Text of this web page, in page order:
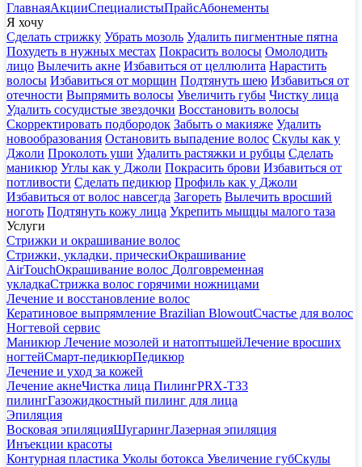
ГлавнаяАкцииСпециалистыПрайсАбонементы
Я хочу
Сделать стрижку Убрать мозоль Удалить пигментные пятна
Похудеть в нужных местах Покрасить волосы Омолодить
лицо Вылечить акне Избавиться от целлюлита Нарастить
волосы Избавиться от морщин Подтянуть шею Избавиться от
отечности Выпрямить волосы Увеличить губы Чистку лица
Удалить сосудистые звездочки Восстановить волосы
Скорректировать подбородок Забыть о макияже Удалить
новообразования Остановить выпадение волос Скулы как у
Джоли Проколоть уши Удалить растяжки и рубцы Сделать
маникюр Углы как у Джоли Покрасить брови Избавиться от
потливости Сделать педикюр Профиль как у Джоли
Избавиться от волос навсегда Загореть Вылечить вросший
ноготь Подтянуть кожу лица Укрепить мыщцы малого таза
Услуги
Стрижки и окрашивание волос
Стрижки, укладки, прическиОкрашивание
AirTouchОкрашивание волос Долговременная
укладкаСтрижка волос горячими ножницами
Лечение и восстановление волос
Кератиновое выпрямление Brazilian BlowoutСчастье для волос
Ногтевой сервис
Маникюр Лечение мозолей и натоптышейЛечение вросших
ногтейСмарт-педикюрПедикюр
Лечение и уход за кожей
Лечение акнеЧистка лица ПилингPRX-T33
пилингГазожидкостный пилинг для лица
Эпиляция
Восковая эпиляцияШугарингЛазерная эпиляция
Инъекции красоты
Контурная пластика Уколы ботокса Увеличение губСкулы